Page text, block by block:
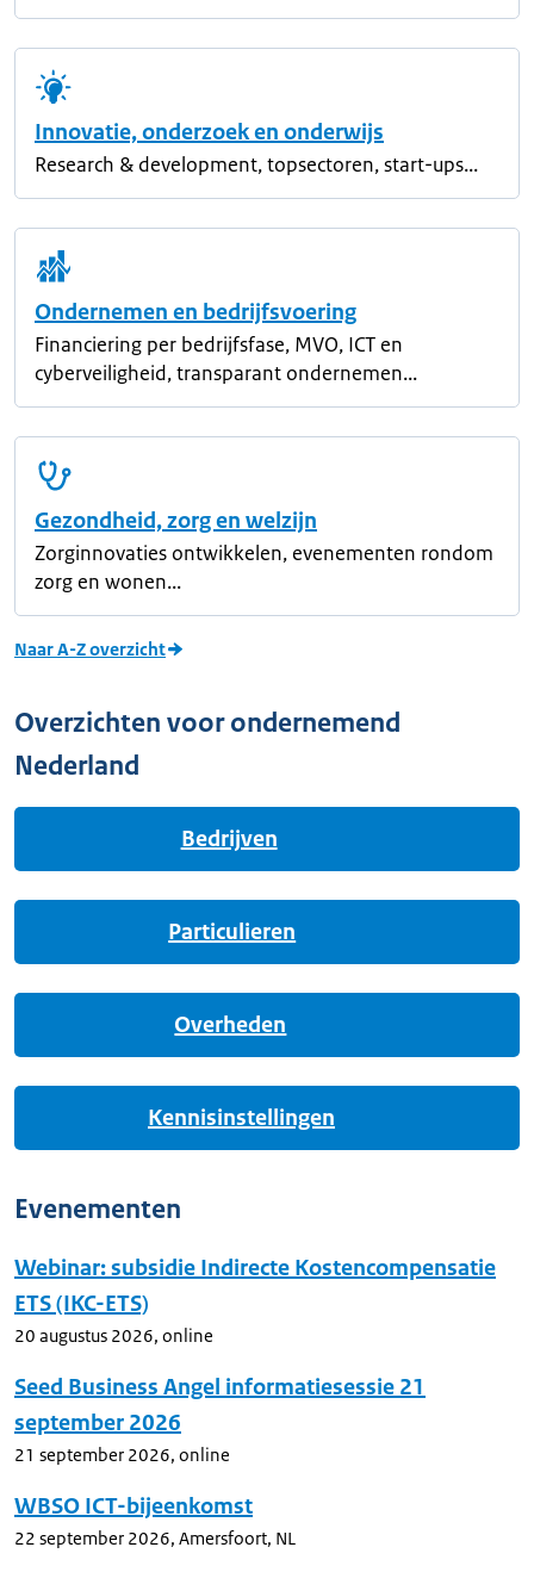
Innovatie, onderzoek en onderwijs
Research & development, topsectoren, start-ups...
Ondernemen en bedrijfsvoering
Financiering per bedrijfsfase, MVO, ICT en
cyberveiligheid, transparant ondernemen...
Gezondheid, zorg en welzijn
Zorginnovaties ontwikkelen, evenementen rondom
zorg en wonen...
Naar A-Z overzicht
Overzichten voor ondernemend
Nederland
Bedrijven
Particulieren
Overheden
Kennisinstellingen
Evenementen
Webinar: subsidie Indirecte Kostencompensatie
ETS (IKC-ETS)
20 augustus 2026, online
Seed Business Angel informatiesessie 21
september 2026
21 september 2026, online
WBSO ICT-bijeenkomst
22 september 2026, Amersfoort, NL